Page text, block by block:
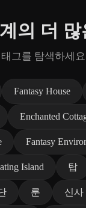
의 더 많
그를 탐색하세
Fantasy House
Enchanted
Fantasy
Island 탑
룬 신사